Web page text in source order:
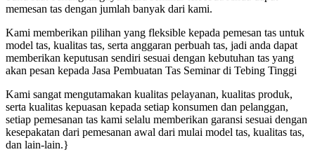
memesan tas dengan jumlah banyak dari kami.
Kami memberikan pilihan yang fleksible kepada pemesan tas untuk
model tas, kualitas tas, serta anggaran perbuah tas, jadi anda dapat
memberikan keputusan sendiri sesuai dengan kebutuhan tas yang
akan pesan kepada Jasa Pembuatan Tas Seminar di Tebing Tinggi
Kami sangat mengutamakan kualitas pelayanan, kualitas produk,
serta kualitas kepuasan kepada setiap konsumen dan pelanggan,
setiap pemesanan tas kami selalu memberikan garansi sesuai dengan
kesepakatan dari pemesanan awal dari mulai model tas, kualitas tas,
dan lain-lain.}